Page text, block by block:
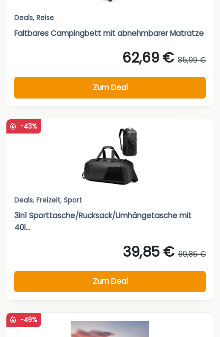
Deals, Reise
Faltbares Campingbett mit abnehmbarer Matratze
62,69 € 85,99 €
Zum Deal
-43%
Deals, Freizeit, Sport
3in1 Sporttasche/Rucksack/Umhängetasche mit
40l...
39,85 € 69,86 €
Zum Deal
-49%